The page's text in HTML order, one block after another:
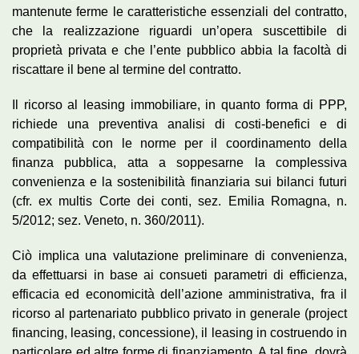
mantenute ferme le caratteristiche essenziali del contratto,
che la realizzazione riguardi un’opera suscettibile di
proprietà privata e che l’ente pubblico abbia la facoltà di
riscattare il bene al termine del contratto.
Il ricorso al leasing immobiliare, in quanto forma di PPP,
richiede una preventiva analisi di costi-benefici e di
compatibilità con le norme per il coordinamento della
finanza pubblica, atta a soppesarne la complessiva
convenienza e la sostenibilità finanziaria sui bilanci futuri
(cfr. ex multis Corte dei conti, sez. Emilia Romagna, n.
5/2012; sez. Veneto, n. 360/2011).
Ciò implica una valutazione preliminare di convenienza,
da effettuarsi in base ai consueti parametri di efficienza,
efficacia ed economicità dell’azione amministrativa, fra il
ricorso al partenariato pubblico privato in generale (project
financing, leasing, concessione), il leasing in costruendo in